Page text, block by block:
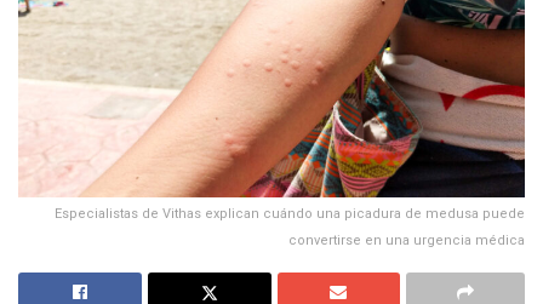
Especialistas de Vithas explican cuándo una picadura de medusa puede
convertirse en una urgencia médica